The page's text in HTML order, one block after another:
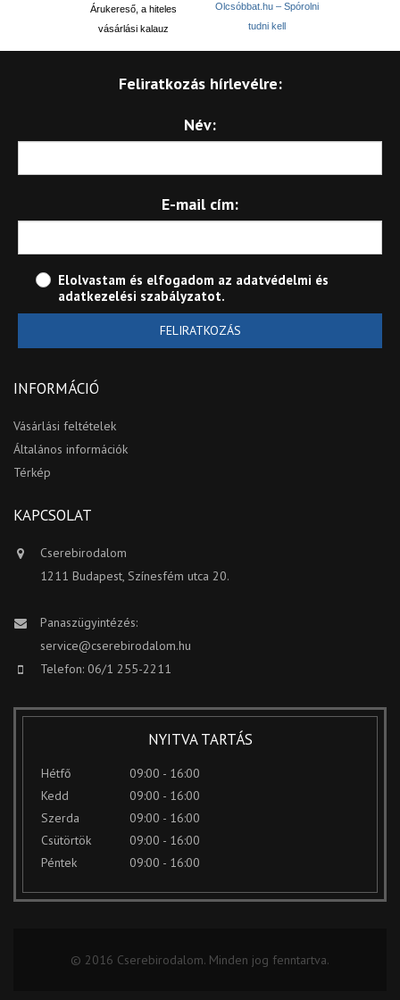
Árukereső, a hiteles
vásárlási kalauz
Olcsóbbat.hu – Spórolni
tudni kell
Feliratkozás hírlevélre:
Név:
E-mail cím:
Elolvastam és elfogadom az adatvédelmi és
adatkezelési szabályzatot.
FELIRATKOZÁS
INFORMÁCIÓ
Vásárlási feltételek
Általános információk
Térkép
KAPCSOLAT
Cserebirodalom
1211 Budapest, Színesfém utca 20.
Panaszügyintézés:
service@cserebirodalom.hu
Telefon: 06/1 255-2211
NYITVA TARTÁS
Hétfő
09:00 - 16:00
Kedd
09:00 - 16:00
Szerda
09:00 - 16:00
Csütörtök
09:00 - 16:00
Péntek
09:00 - 16:00
© 2016 Cserebirodalom. Minden jog fenntartva.